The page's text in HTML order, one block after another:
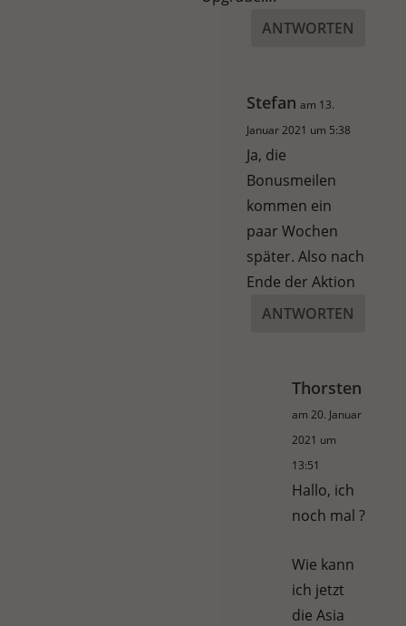
ANTWORTEN
Stefan am 13.
Januar 2021 um 5:38
Ja, die
Bonusmeilen
kommen ein
paar Wochen
später. Also nach
Ende der Aktion
ANTWORTEN
Thorsten
am 20. Januar
2021 um
13:51
Hallo, ich
noch mal ?
Wie kann
ich jetzt
die Asia